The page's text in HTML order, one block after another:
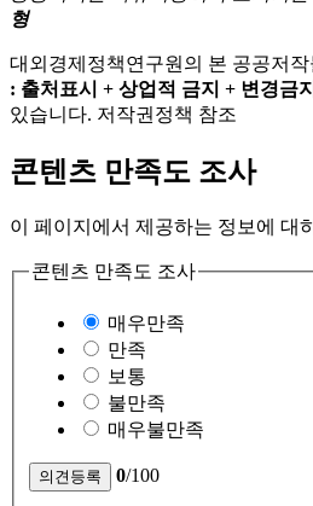
형
대외경제정책연구원의 본 공공저작
: 출처표시 + 상업적 금지 + 변경금
있습니다. 저작권정책 참조
콘텐츠 만족도 조사
이 페이지에서 제공하는 정보에 대
콘텐츠 만족도 조사
매우만족
만족
보통
불만족
매우불만족
0/100